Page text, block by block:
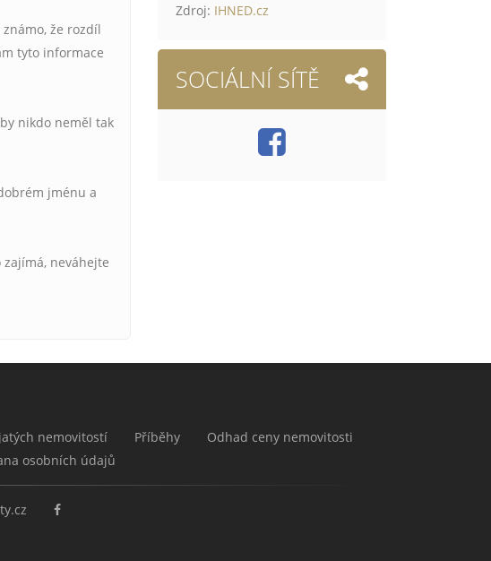
že rozdíl
tyto informace
nikdo neměl tak
jménu a
neváhejte
Zdroj: IHNED.cz
SOCIÁLNÍ SÍTĚ
nemovitostí Příběhy
Odhad ceny nemovitosti
osobních údajů